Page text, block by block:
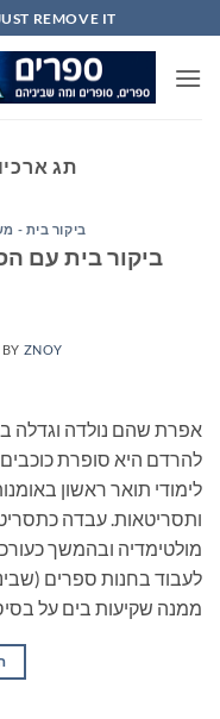
to
content
REMOVE IT...
תג
ביקור בית -
ביקור בית עם
BY ZNOY
אפרת שהם נולדה וגדלה
להרדם היא סופרת
לימודי תואר ראשון
ותסריטאות. עבדה
מולטימדיה ובהמשך
לעבוד בחנות ספרים
ממנה שקיעות בים על